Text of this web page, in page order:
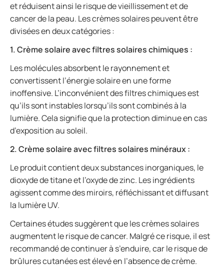
et réduisent ainsi le risque de vieillissement et de
cancer de la peau. Les crèmes solaires peuvent être
divisées en deux catégories :
1. Crème solaire avec filtres solaires chimiques :
Les molécules absorbent le rayonnement et
convertissent l’énergie solaire en une forme
inoffensive. L’inconvénient des filtres chimiques est
qu’ils sont instables lorsqu’ils sont combinés à la
lumière. Cela signifie que la protection diminue en cas
d’exposition au soleil.
2. Crème solaire avec filtres solaires minéraux :
Le produit contient deux substances inorganiques, le
dioxyde de titane et l’oxyde de zinc. Les ingrédients
agissent comme des miroirs, réfléchissant et diffusant
la lumière UV.
Certaines études suggèrent que les crèmes solaires
augmentent le risque de cancer. Malgré ce risque, il est
recommandé de continuer à s’enduire, car le risque de
brûlures cutanées est élevé en l’absence de crème.